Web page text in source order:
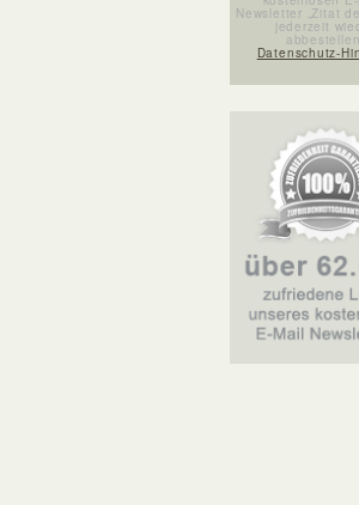
Newsletter „Zitat
jederzeit
Datenschutz-